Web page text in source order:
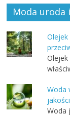
Moda uroda
Woda
Woda